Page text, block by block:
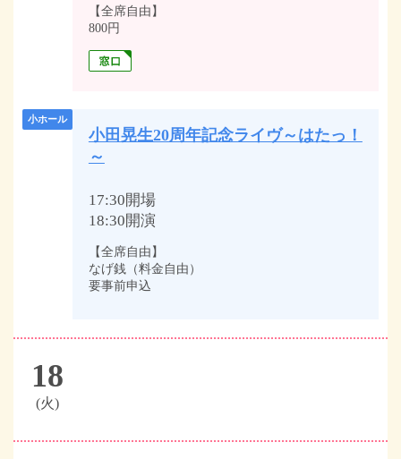
【全席自由】
800円
小ホール
小田晃生20周年記念ライヴ～はたっ！
～
17:30開場
18:30開演
【全席自由】
なげ銭（料金自由）
要事前申込
18
(火)